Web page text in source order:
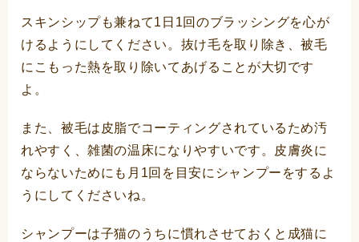
スキンシップも兼ねて1日1回のブラッシングを心が
けるようにしてください。抜け毛を取り除き、被毛
にこもった熱を取り除いてあげることが大切です
よ。
また、被毛は皮脂でコーティングされているため汚
れやすく、雑菌の温床になりやすいです。皮膚炎に
ならないためにも月1回を目安にシャンプーをするよ
うにしてくださいね。
シャンプーは子猫のうちに慣れさせておくと成猫に